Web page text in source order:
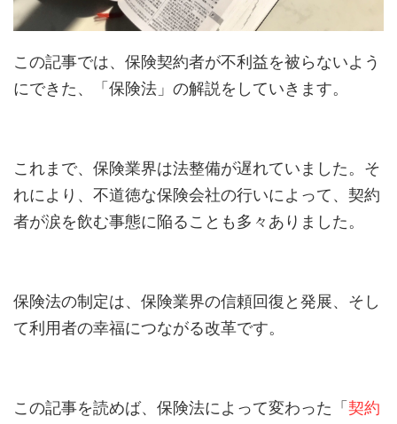
この記事では、保険契約者が不利益を被らないよう
にできた、「保険法」の解説をしていきます。
これまで、保険業界は法整備が遅れていました。そ
れにより、不道徳な保険会社の行いによって、契約
者が涙を飲む事態に陥ることも多々ありました。
保険法の制定は、保険業界の信頼回復と発展、そし
て利用者の幸福につながる改革です。
この記事を読めば、保険法によって変わった「 契約